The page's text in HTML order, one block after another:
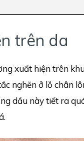
trên da
xuất hiện trên
nghẽn ở lỗ chân
dầu này tiết ra